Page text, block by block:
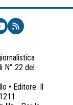
N° 22 del
• Editore: Il